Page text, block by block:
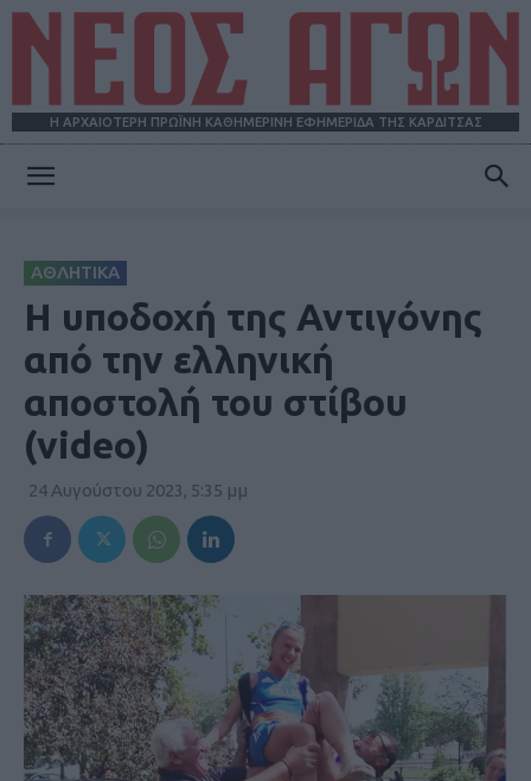
Η ΑΡΧΑΙΟΤΕΡΗ ΠΡΩΪΝΗ ΚΑΘΗΜΕΡΙΝΗ ΕΦΗΜΕΡΙΔΑ ΤΗΣ ΚΑΡΔΙΤΣΑΣ
ΑΘΛΗΤΙΚΑ
Η υποδοχή της Αντιγόνης
από την ελληνική
αποστολή του στίβου
(video)
24 Αυγούστου 2023, 5:35 μμ